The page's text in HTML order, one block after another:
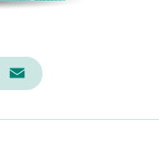
WhatsApp
Email